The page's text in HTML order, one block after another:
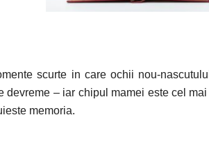
scurte in care ochii nou-
devreme – iar chipul mamei este cel
memoria.